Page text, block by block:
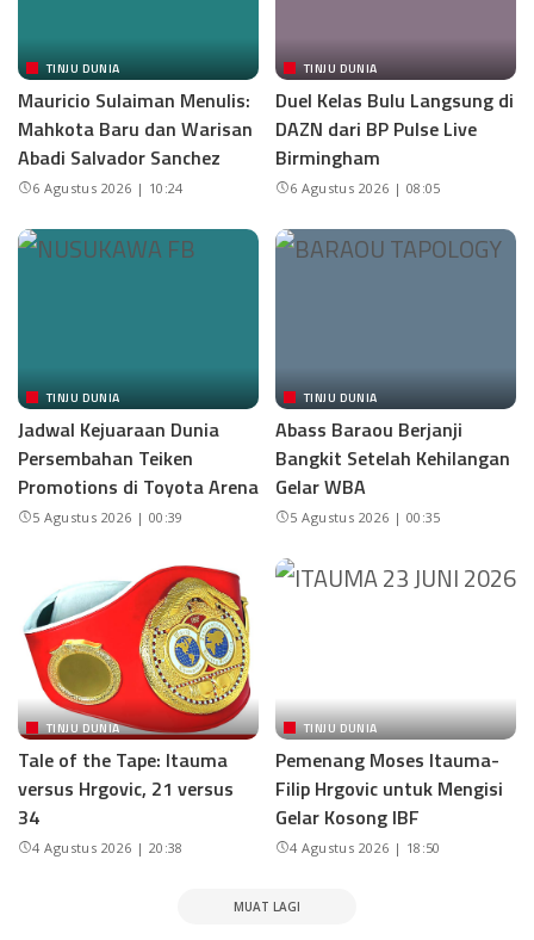
TINJU DUNIA
Mauricio Sulaiman Menulis:
Mahkota Baru dan Warisan
Abadi Salvador Sanchez
6 Agustus 2026 | 10:24
TINJU DUNIA
Duel Kelas Bulu Langsung di
DAZN dari BP Pulse Live
Birmingham
6 Agustus 2026 | 08:05
TINJU DUNIA
Jadwal Kejuaraan Dunia
Persembahan Teiken
Promotions di Toyota Arena
5 Agustus 2026 | 00:39
TINJU DUNIA
Abass Baraou Berjanji
Bangkit Setelah Kehilangan
Gelar WBA
5 Agustus 2026 | 00:35
TINJU DUNIA
Tale of the Tape: Itauma
versus Hrgovic, 21 versus
34
4 Agustus 2026 | 20:38
TINJU DUNIA
Pemenang Moses Itauma-
Filip Hrgovic untuk Mengisi
Gelar Kosong IBF
4 Agustus 2026 | 18:50
MUAT LAGI